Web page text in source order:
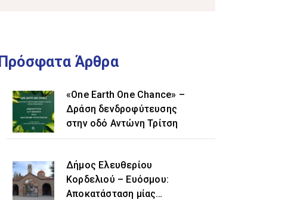
Πρόσφατα Άρθρα
«One Earth One Chance» –
Δράση δενδροφύτευσης
στην οδό Αντώνη Τρίτση
Δήμος Ελευθερίου
Κορδελιού – Ευόσμου:
Αποκατάσταση μίας